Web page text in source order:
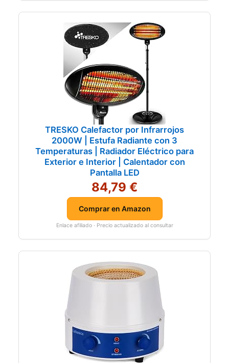
TRESKO Calefactor por Infrarrojos
2000W | Estufa Radiante con 3
Temperaturas | Radiador Eléctrico para
Exterior e Interior | Calentador con
Pantalla LED
84,79 €
Comprar en Amazon
Enlace afiliado · Precio actualizado al consultar